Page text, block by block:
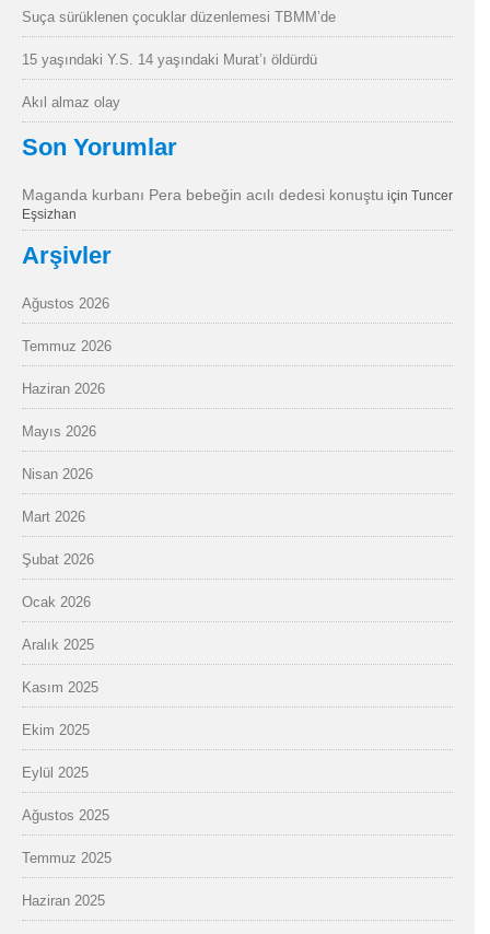
Suça sürüklenen çocuklar düzenlemesi TBMM’de
15 yaşındaki Y.S. 14 yaşındaki Murat’ı öldürdü
Akıl almaz olay
Son Yorumlar
Maganda kurbanı Pera bebeğin acılı dedesi konuştu için Tuncer
Eşsizhan
Arşivler
Ağustos 2026
Temmuz 2026
Haziran 2026
Mayıs 2026
Nisan 2026
Mart 2026
Şubat 2026
Ocak 2026
Aralık 2025
Kasım 2025
Ekim 2025
Eylül 2025
Ağustos 2025
Temmuz 2025
Haziran 2025